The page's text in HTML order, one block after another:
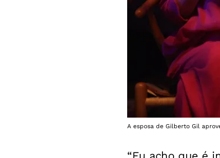
A esposa de Gilberto Gil